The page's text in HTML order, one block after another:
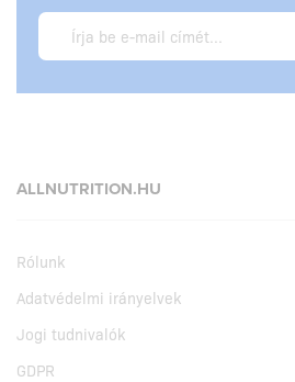
ALLNUTRITION.HU
Rólunk
Adatvédelmi irányelvek
Jogi tudnivalók
GDPR